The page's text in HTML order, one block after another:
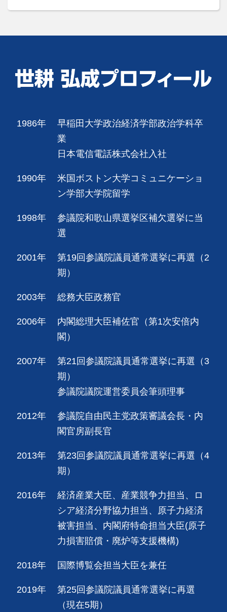
1986年
早稲田大学政治経済学部政治学科卒
業
日本電信電話株式会社入社
1990年
米国ボストン大学コミュニケーショ
ン学部大学院留学
1998年
参議院和歌山県選挙区補欠選挙に当
選
2001年
第19回参議院議員通常選挙に再選（2
期）
2003年 総務大臣政務官
2006年
内閣総理大臣補佐官（第1次安倍内
閣）
2007年
第21回参議院議員通常選挙に再選（3
期）
参議院議院運営委員会筆頭理事
2012年
参議院自由民主党政策審議会長・内
閣官房副長官
2013年
第23回参議院議員通常選挙に再選（4
期）
2016年
経済産業大臣、産業競争力担当、ロ
シア経済分野協力担当、原子力経済
被害担当、内閣府特命担当大臣(原子
力損害賠償・廃炉等支援機構)
2018年 国際博覧会担当大臣を兼任
2019年
第25回参議院議員通常選挙に再選
（現在5期）